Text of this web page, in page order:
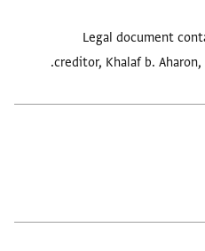
Legal document
creditor, Khalaf b.